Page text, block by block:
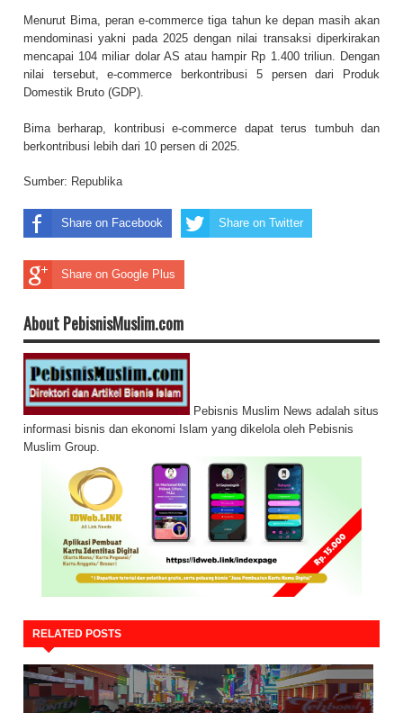
Menurut Bima, peran e-commerce tiga tahun ke depan masih akan
mendominasi yakni pada 2025 dengan nilai transaksi diperkirakan
mencapai 104 miliar dolar AS atau hampir Rp 1.400 triliun. Dengan
nilai tersebut, e-commerce berkontribusi 5 persen dari Produk
Domestik Bruto (GDP).
Bima berharap, kontribusi e-commerce dapat terus tumbuh dan
berkontribusi lebih dari 10 persen di 2025.
Sumber: Republika
Share on Facebook Share on Twitter
Share on Google Plus
About PebisnisMuslim.com
Pebisnis Muslim News adalah situs
informasi bisnis dan ekonomi Islam yang dikelola oleh Pebisnis
Muslim Group.
RELATED POSTS